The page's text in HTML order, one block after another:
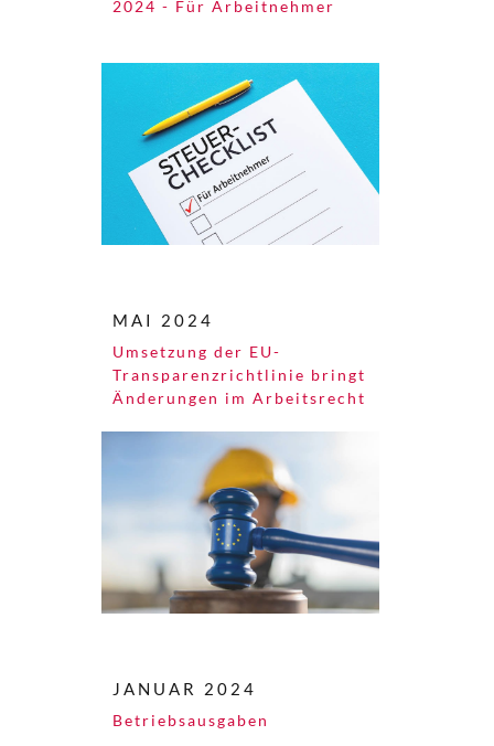
2024 - Für Arbeitnehmer
MAI 2024
Umsetzung der EU-
Transparenzrichtlinie bringt
Änderungen im Arbeitsrecht
JANUAR 2024
Betriebsausgaben